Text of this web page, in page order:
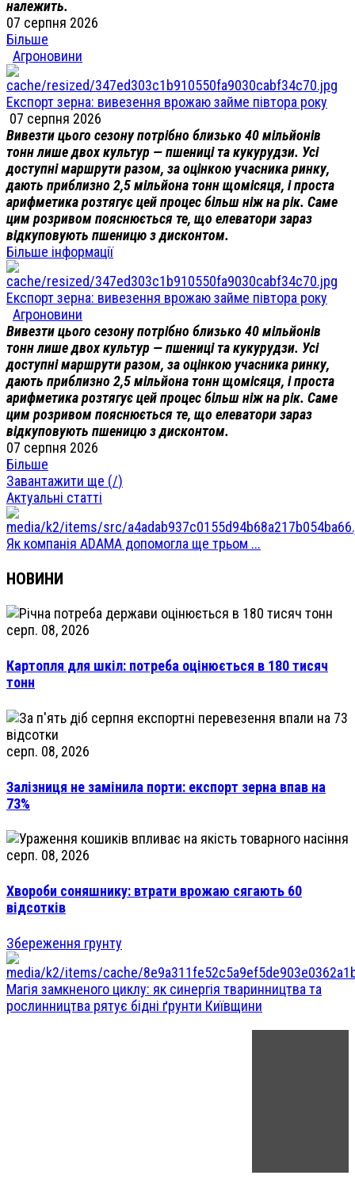
належить.
07 серпня 2026
Більше
Агроновини
Експорт зерна: вивезення врожаю займе півтора року
07 серпня 2026
Вивезти цього сезону потрібно близько 40 мільйонів
тонн лише двох культур — пшениці та кукурудзи. Усі
доступні маршрути разом, за оцінкою учасника ринку,
дають приблизно 2,5 мільйона тонн щомісяця, і проста
арифметика розтягує цей процес більш ніж на рік. Саме
цим розривом пояснюється те, що елеватори зараз
відкуповують пшеницю з дисконтом.
Більше інформації
Експорт зерна: вивезення врожаю займе півтора року
Агроновини
Вивезти цього сезону потрібно близько 40 мільйонів
тонн лише двох культур — пшениці та кукурудзи. Усі
доступні маршрути разом, за оцінкою учасника ринку,
дають приблизно 2,5 мільйона тонн щомісяця, і проста
арифметика розтягує цей процес більш ніж на рік. Саме
цим розривом пояснюється те, що елеватори зараз
відкуповують пшеницю з дисконтом.
07 серпня 2026
Більше
Завантажити ще (/)
Актуальні статті
Як компанія ADAMA допомогла ще трьом ...
НОВИНИ
серп. 08, 2026
Картопля для шкіл: потреба оцінюється в 180 тисяч
тонн
серп. 08, 2026
Залізниця не замінила порти: експорт зерна впав на
73%
серп. 08, 2026
Хвороби соняшнику: втрати врожаю сягають 60
відсотків
Збереження грунту
Магія замкненого циклу: як синергія тваринництва та
рослинництва рятує бідні ґрунти Київщини